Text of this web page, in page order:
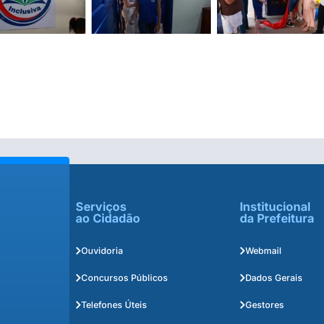
Serviços
ao Cidadão
Ouvidoria
Concursos Públicos
Telefones Úteis
Institucional
da Prefeitura
Webmail
Dados Gerais
Gestores